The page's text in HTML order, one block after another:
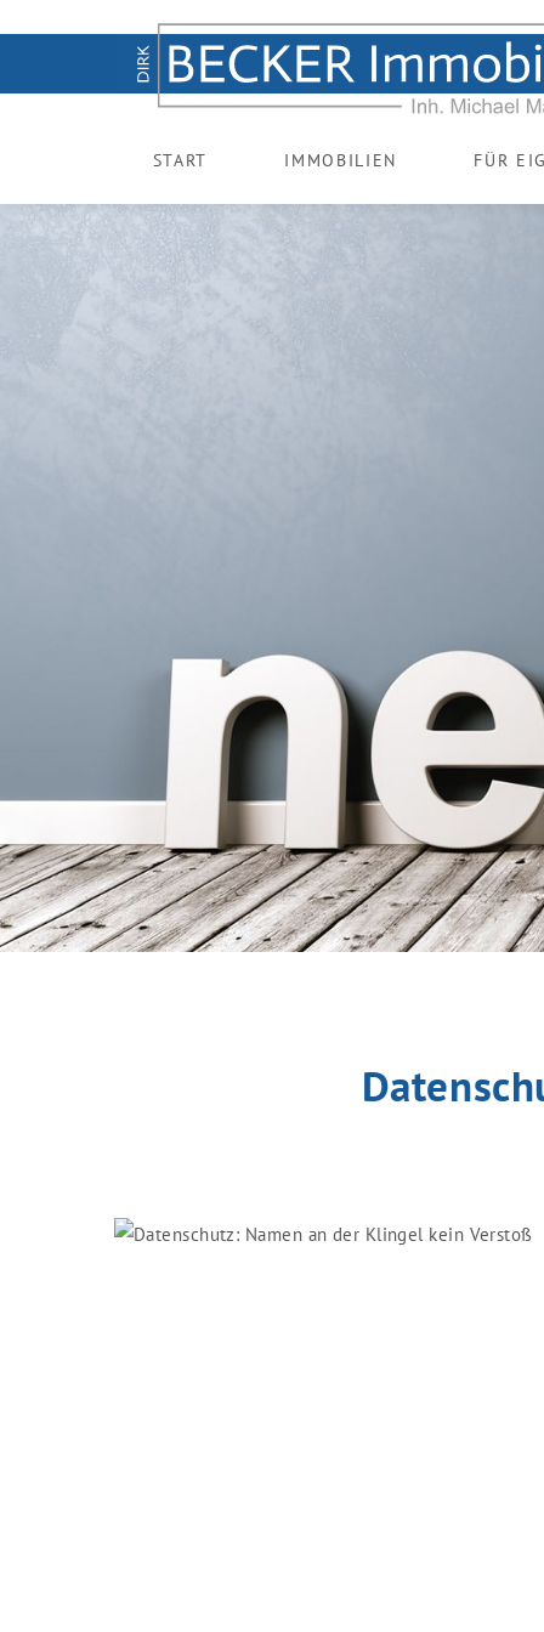
START IMMOBILIEN FÜR